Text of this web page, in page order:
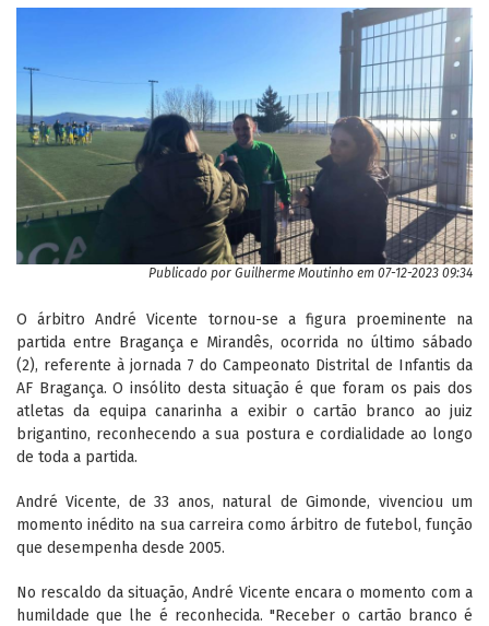
Publicado por Guilherme Moutinho em 07-12-2023 09:34
O árbitro André Vicente tornou-se a figura proeminente na
partida entre Bragança e Mirandês, ocorrida no último sábado
(2), referente à jornada 7 do Campeonato Distrital de Infantis da
AF Bragança. O insólito desta situação é que foram os pais dos
atletas da equipa canarinha a exibir o cartão branco ao juiz
brigantino, reconhecendo a sua postura e cordialidade ao longo
de toda a partida.
André Vicente, de 33 anos, natural de Gimonde, vivenciou um
momento inédito na sua carreira como árbitro de futebol, função
que desempenha desde 2005.
No rescaldo da situação, André Vicente encara o momento com a
humildade que lhe é reconhecida. "Receber o cartão branco é